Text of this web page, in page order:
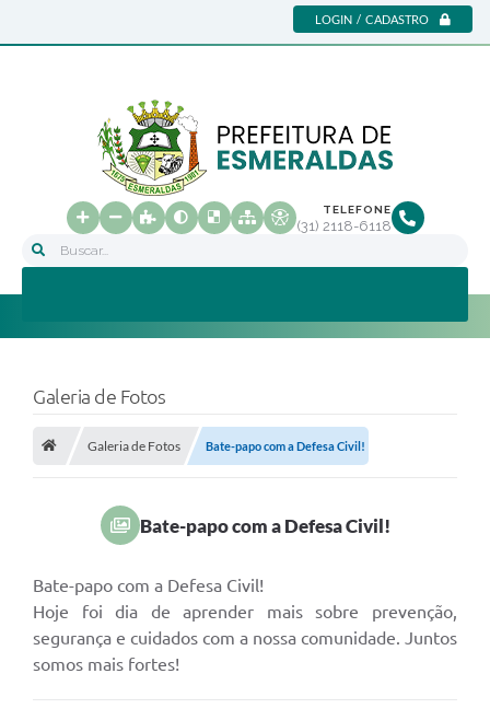
LOGIN / CADASTRO
Buscar...
TELEFONE
(31) 2118-6118
Galeria de Fotos
Galeria de Fotos Bate-papo com a Defesa Civil!
Bate-papo com a Defesa Civil!
Bate-papo com a Defesa Civil!
Hoje foi dia de aprender mais sobre prevenção,
segurança e cuidados com a nossa comunidade. Juntos
somos mais fortes!